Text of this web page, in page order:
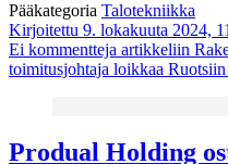
Pääkategoria Talotekniikka
Kirjoitettu 9. lokakuuta 2024,
Ei kommentteja artikkeliin
toimitusjohtaja loikkaa
Produal Holding